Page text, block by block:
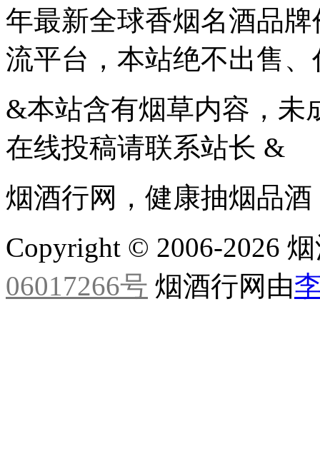
年最新全球香烟名酒品
流平台，本站绝不出售
&本站含有烟草内容，未
在线投稿请联系站长 &
烟酒行网，健康抽烟品
Copyright © 2006-2026
06017266号 烟酒行网由